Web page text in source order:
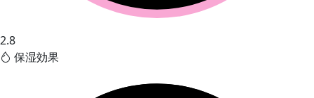
2.8
保湿効果